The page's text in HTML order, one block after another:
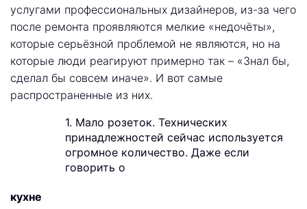
услугами профессиональных дизайнеров, из-за чего
после ремонта проявляются мелкие «недочёты»,
которые серьёзной проблемой не являются, но на
которые люди реагируют примерно так – «Знал бы,
сделал бы совсем иначе». И вот самые
распространенные из них.
1. Мало розеток. Технических
принадлежностей сейчас используется
огромное количество. Даже если
говорить о
кухне